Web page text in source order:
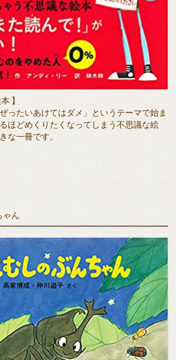
】
ったいあけてはダメ」というテーマで始ま
ほどめくりたくなってしまう不思議な絵
な一冊です。
ゃん